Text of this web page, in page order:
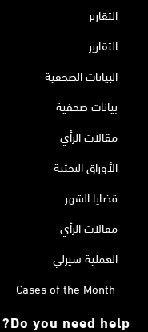
التقارير
التقارير
البيانات الصحفية
بيانات صحفية
مقالات الرأي
الأوراق البحثية
قضايا الشهر
مقالات الرأي
العملية سيرلي
Cases of the Month
Do you need help?